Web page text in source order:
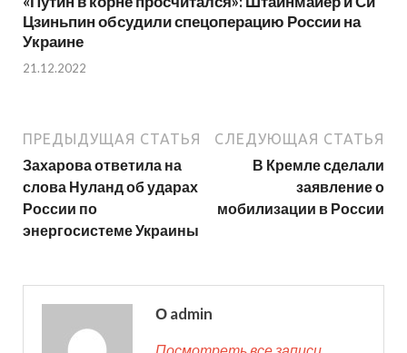
Цзиньпин обсудили спецоперацию России на
Украине
21.12.2022
ПРЕДЫДУЩАЯ СТАТЬЯ
Захарова ответила на
слова Нуланд об ударах
России по
энергосистеме Украины
СЛЕДУЮЩАЯ СТАТЬЯ
В Кремле сделали
заявление о
мобилизации в России
О admin
Посмотреть все записи